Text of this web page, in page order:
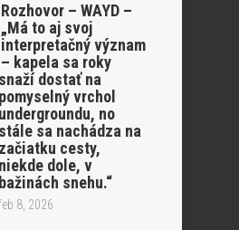
Rozhovor – WAYD –
„Má to aj svoj
interpretačný význam
– kapela sa roky
snaží dostať na
pomyselný vrchol
undergroundu, no
stále sa nachádza na
začiatku cesty,
niekde dole, v
bažinách snehu.“
8, 2026